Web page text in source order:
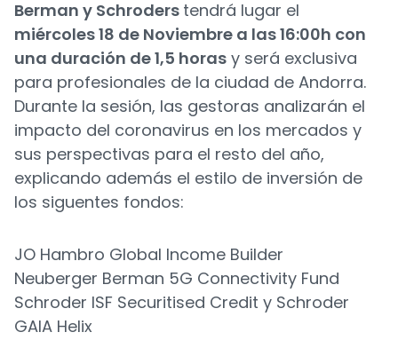
Berman y Schroders tendrá lugar el
miércoles 18 de Noviembre a las 16:00h con
una duración de 1,5 horas y será exclusiva
para profesionales de la ciudad de Andorra.
Durante la sesión, las gestoras analizarán el
impacto del coronavirus en los mercados y
sus perspectivas para el resto del año,
explicando además el estilo de inversión de
los siguentes fondos:
JO Hambro Global Income Builder
Neuberger Berman 5G Connectivity Fund
Schroder ISF Securitised Credit y Schroder
GAIA Helix